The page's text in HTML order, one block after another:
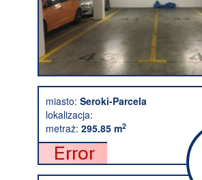
miasto: Seroki-Parcela
lokalizacja:
metraż: 295.85 m2